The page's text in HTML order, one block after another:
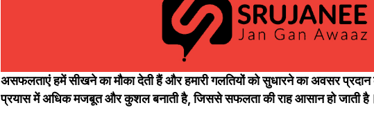
असफलताएं हमें सीखने का मौका देती हैं और हमारी गलतियों को सुधारने का अवसर
प्रयास में अधिक मजबूत और कुशल बनाती है, जिससे सफलता की राह आसान हो जाती